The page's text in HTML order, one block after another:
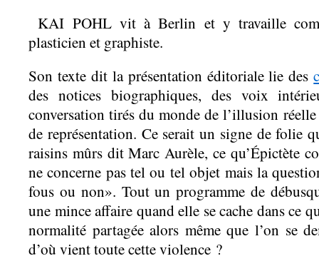
KAI POHL vit à Berlin et y travaille
plasticien et graphiste.
Son texte dit la présentation éditoriale lie des
des notices biographiques, des voix
conversation tirés du monde de l’illusion
de représentation. Ce serait un signe de folie
raisins mûrs dit Marc Aurèle, ce qu’Épictète
ne concerne pas tel ou tel objet mais la
fous ou non». Tout un programme de
une mince affaire quand elle se cache dans ce
normalité partagée alors même que l’on se
d’où vient toute cette violence ?